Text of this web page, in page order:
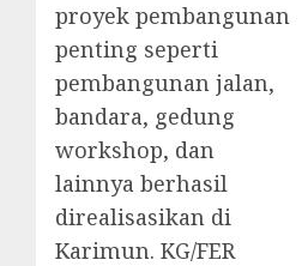
proyek pembangunan
penting seperti
pembangunan jalan,
bandara, gedung
workshop, dan
lainnya berhasil
direalisasikan di
Karimun. KG/FER